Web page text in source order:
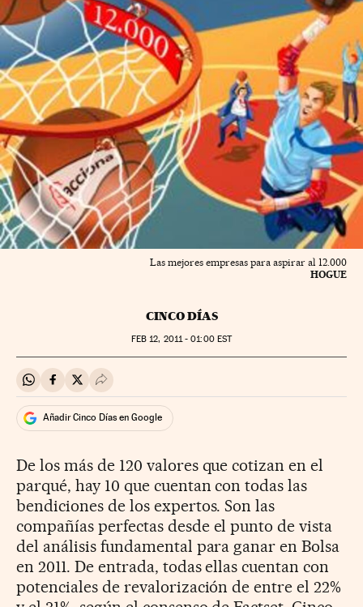
Las mejores empresas para aspirar al 12.000
HOGUE
CINCO DÍAS
FEB 12, 2011 - 01:00EST
Compartir en Whatsapp
Compartir en Facebook
Compartir en Twitter
Desplegar Redes Sociales
Añadir Cinco Días en Google
De los más de 120 valores que cotizan en el
parqué, hay 10 que cuentan con todas las
bendiciones de los expertos. Son las
compañías perfectas desde el punto de vista
del análisis fundamental para ganar en Bolsa
en 2011. De entrada, todas ellas cuentan con
potenciales de revalorización de entre el 22%